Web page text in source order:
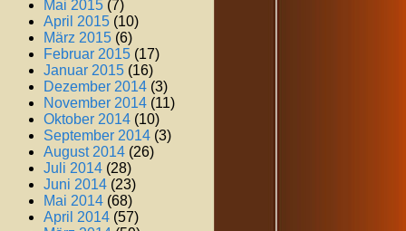
Mai 2015 (7)
April 2015 (10)
März 2015 (6)
Februar 2015 (17)
Januar 2015 (16)
Dezember 2014 (3)
November 2014 (11)
Oktober 2014 (10)
September 2014 (3)
August 2014 (26)
Juli 2014 (28)
Juni 2014 (23)
Mai 2014 (68)
April 2014 (57)